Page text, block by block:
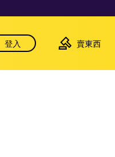
登入 賣東西